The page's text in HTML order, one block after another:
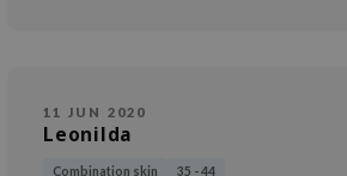
11 JUN 2020
Leonilda
Combination skin 35 - 44